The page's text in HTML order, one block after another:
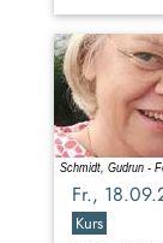
Fr.,
Kurs